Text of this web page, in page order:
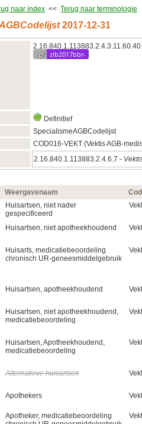
naar index << Terug naar terminologie
2017‑12‑31
ref zib2017bbr-
Definitief
SpecialismeAGBCodelijst
COD016-VEKT (Vektis AGB-
2.16.840.1.113883.2.4.6.7 -
Weergavenaam
Huisartsen, niet nader
gespecificeerd
Huisartsen, niet apotheekhoudend
Huisarts, medicatiebeoordeling
chronisch UR-geneesmiddelgebruik
Huisartsen, apotheekhoudend
Huisartsen, niet apotheekhoudend,
medicatiebeoordeling
Huisartsen, Apotheekhoudend,
medicatiebeoordeling
Alternatieve huisartsen
Apothekers
Apotheker, medicatiebeoordeling